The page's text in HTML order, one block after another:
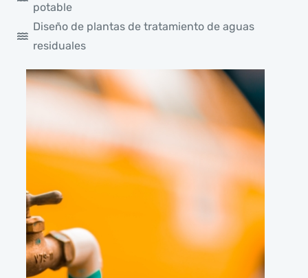
potable
Diseño de plantas de tratamiento de aguas
residuales